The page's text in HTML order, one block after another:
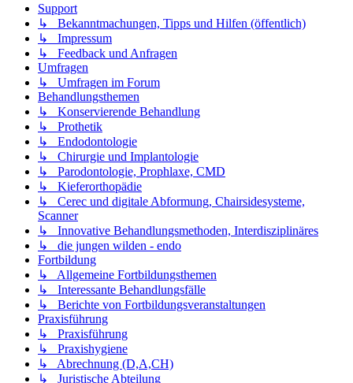
Support
↳ Bekanntmachungen, Tipps und Hilfen (öffentlich)
↳ Impressum
↳ Feedback und Anfragen
Umfragen
↳ Umfragen im Forum
Behandlungsthemen
↳ Konservierende Behandlung
↳ Prothetik
↳ Endodontologie
↳ Chirurgie und Implantologie
↳ Parodontologie, Prophlaxe, CMD
↳ Kieferorthopädie
↳ Cerec und digitale Abformung, Chairsidesysteme,
Scanner
↳ Innovative Behandlungsmethoden, Interdisziplinäres
↳ die jungen wilden - endo
Fortbildung
↳ Allgemeine Fortbildungsthemen
↳ Interessante Behandlungsfälle
↳ Berichte von Fortbildungsveranstaltungen
Praxisführung
↳ Praxisführung
↳ Praxishygiene
↳ Abrechnung (D,A,CH)
↳ Juristische Abteilung